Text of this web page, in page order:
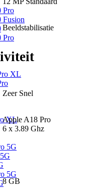
Pro
Fusion
Pro
XL
XL
5G
5G
Beeldstabilisatie
Zeer Snel
Apple A18 Pro
6 x 3.89 Ghz
8 GB